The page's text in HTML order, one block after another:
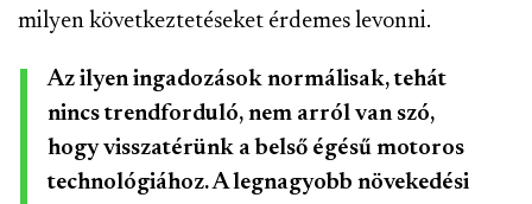
milyen következtetéseket érdemes levonni.
Az ilyen ingadozások normálisak, tehát
nincs trendforduló, nem arról van szó,
hogy visszatérünk a belső égésű motoros
technológiához. A legnagyobb növekedési